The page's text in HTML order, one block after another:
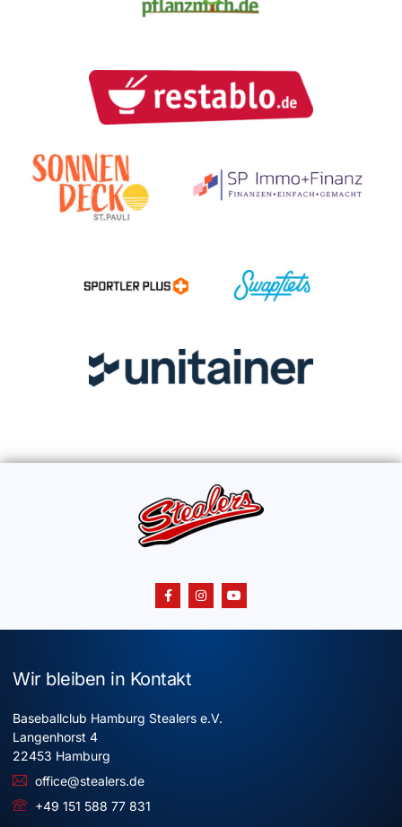
Wir bleiben in Kontakt
Baseballclub Hamburg Stealers e.V.
Langenhorst 4
22453 Hamburg
office@stealers.de
+49 151 588 77 831